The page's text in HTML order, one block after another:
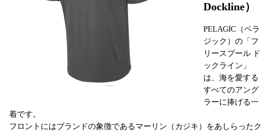
Dockline）
PELAGIC（ペラ
ジック）の「フ
リースプール ド
ックライン」
は、海を愛する
すべてのアング
ラーに捧げる一
着です。
フロントにはブランドの象徴であるマーリン（カジキ）をあしらったク